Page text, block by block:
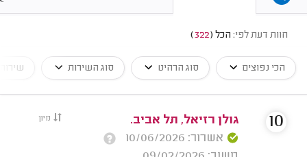
חוות דעת לפי: הכל (
322
)
הכי נפוצים סוג הרהיט סוג השירות
מיון
גולן רזיאל, תל אביב.
אשרור: 10/06/2026
10